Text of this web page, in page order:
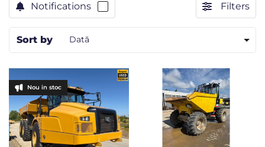
Notifications Filters
Sort by Dată
Nou in stoc